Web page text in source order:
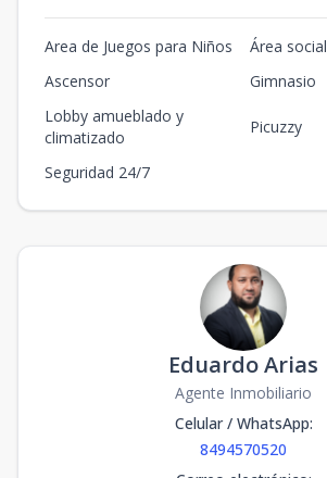
Area de Juegos para Niños
Área social
Ascensor
Gimnasio
Lobby amueblado y
climatizado
Picuzzy
Seguridad 24/7
Eduardo Arias
Agente Inmobiliario
Celular / WhatsApp:
8494570520